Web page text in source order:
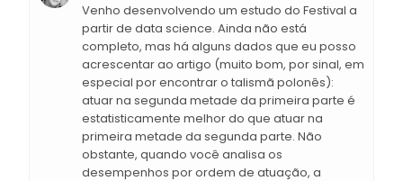
Venho desenvolvendo um estudo do Festival a
partir de data science. Ainda não está
completo, mas há alguns dados que eu posso
acrescentar ao artigo (muito bom, por sinal, em
especial por encontrar o talismã polonês):
atuar na segunda metade da primeira parte é
estatisticamente melhor do que atuar na
primeira metade da segunda parte. Não
obstante, quando você analisa os
desempenhos por ordem de atuação, a